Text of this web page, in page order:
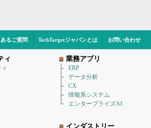
るご質問 TechTargetジャパンとは お問い合わせ
ィ 業務アプリ
ERP
データ分析
CX
情報系システム
エンタープライズAI
インダストリー